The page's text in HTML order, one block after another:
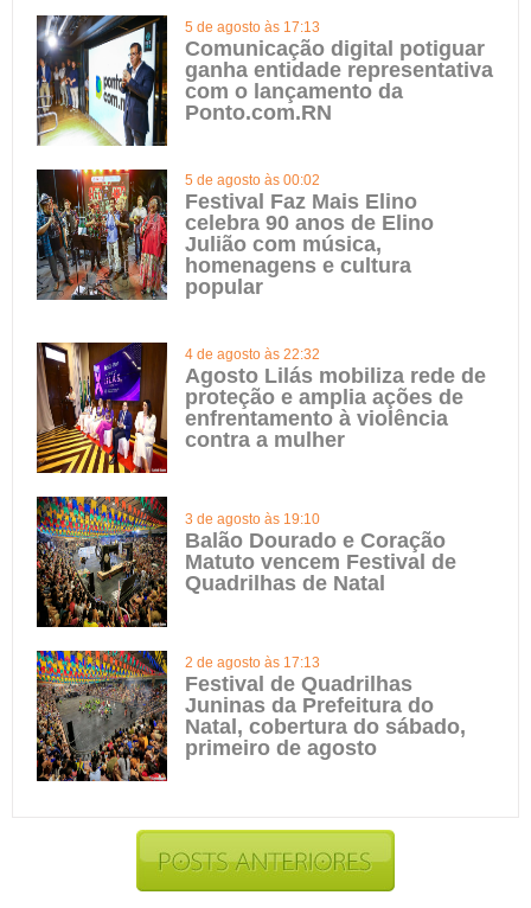
5 de agosto às 17:13
Comunicação digital potiguar
ganha entidade representativa
com o lançamento da
Ponto.com.RN
5 de agosto às 00:02
Festival Faz Mais Elino
celebra 90 anos de Elino
Julião com música,
homenagens e cultura
popular
4 de agosto às 22:32
Agosto Lilás mobiliza rede de
proteção e amplia ações de
enfrentamento à violência
contra a mulher
3 de agosto às 19:10
Balão Dourado e Coração
Matuto vencem Festival de
Quadrilhas de Natal
2 de agosto às 17:13
Festival de Quadrilhas
Juninas da Prefeitura do
Natal, cobertura do sábado,
primeiro de agosto